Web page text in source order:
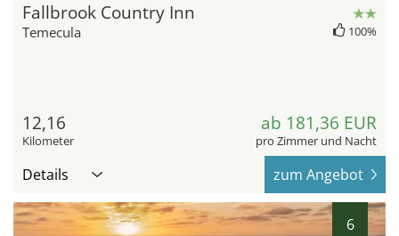
Fallbrook Country Inn
Temecula 100%
12,16
Kilometer
ab 181,36 EUR
pro Zimmer und Nacht
Details zum Angebot
6